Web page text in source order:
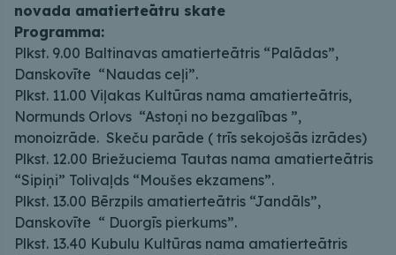
novada amatierteātru skate
Programma:
Plkst. 9.00 Baltinavas amatierteātris “Palādas”,
Danskovīte “Naudas ceļi”.
Plkst. 11.00 Viļakas Kultūras nama amatierteātris,
Normunds Orlovs “Astoņi no bezgalības ”,
monoizrāde. Skeču parāde ( trīs sekojošās izrādes)
Plkst. 12.00 Briežuciema Tautas nama amatierteātris
“Sipiņi” Tolivaļds “Moušes ekzamens”.
Plkst. 13.00 Bērzpils amatierteātris “Jandāls”,
Danskovīte “ Duorgīs pierkums”.
Plkst. 13.40 Kubulu Kultūras nama amatierteātris